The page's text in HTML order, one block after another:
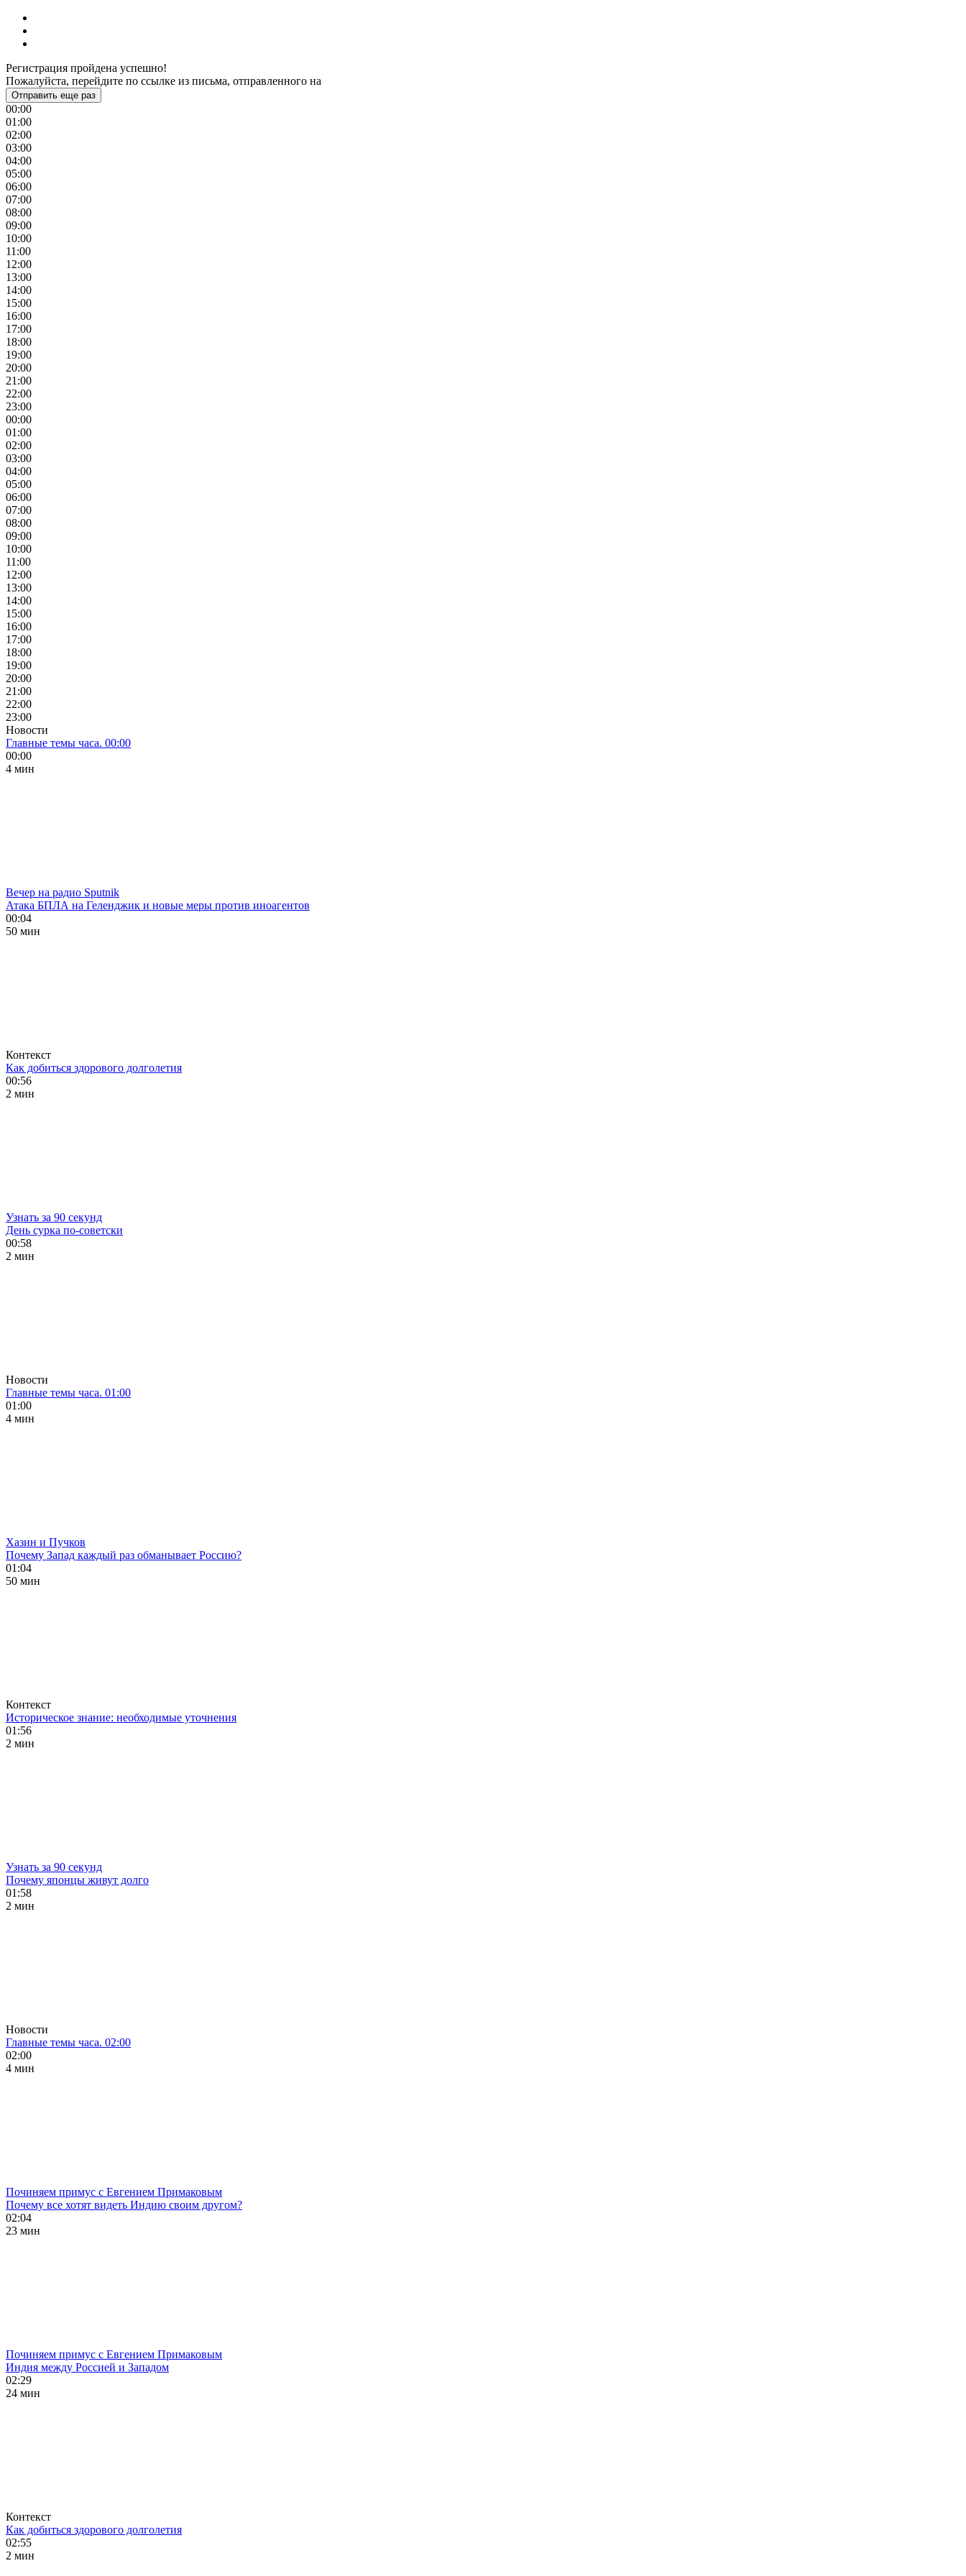
Регистрация пройдена успешно!
Пожалуйста, перейдите по ссылке из письма, отправленного на
Отправить еще раз
00:00
01:00
02:00
03:00
04:00
05:00
06:00
07:00
08:00
09:00
10:00
11:00
12:00
13:00
14:00
15:00
16:00
17:00
18:00
19:00
20:00
21:00
22:00
23:00
00:00
01:00
02:00
03:00
04:00
05:00
06:00
07:00
08:00
09:00
10:00
11:00
12:00
13:00
14:00
15:00
16:00
17:00
18:00
19:00
20:00
21:00
22:00
23:00
Новости
Главные темы часа. 00:00
00:00
4 мин
Вечер на радио Sputnik
Атака БПЛА на Геленджик и новые меры против иноагентов
00:04
50 мин
Контекст
Как добиться здорового долголетия
00:56
2 мин
Узнать за 90 секунд
День сурка по-советски
00:58
2 мин
Новости
Главные темы часа. 01:00
01:00
4 мин
Хазин и Пучков
Почему Запад каждый раз обманывает Россию?
01:04
50 мин
Контекст
Историческое знание: необходимые уточнения
01:56
2 мин
Узнать за 90 секунд
Почему японцы живут долго
01:58
2 мин
Новости
Главные темы часа. 02:00
02:00
4 мин
Починяем примус с Евгением Примаковым
Почему все хотят видеть Индию своим другом?
02:04
23 мин
Починяем примус с Евгением Примаковым
Индия между Россией и Западом
02:29
24 мин
Контекст
Как добиться здорового долголетия
02:55
2 мин